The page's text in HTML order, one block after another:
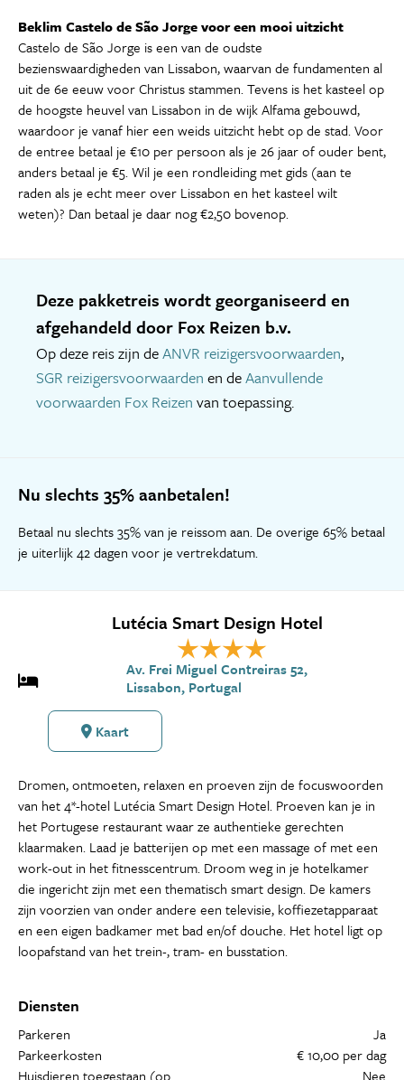
Beklim Castelo de São Jorge voor een mooi uitzicht
Castelo de São Jorge is een van de oudste
bezienswaardigheden van Lissabon, waarvan de fundamenten al
uit de 6e eeuw voor Christus stammen. Tevens is het kasteel op
de hoogste heuvel van Lissabon in de wijk Alfama gebouwd,
waardoor je vanaf hier een weids uitzicht hebt op de stad. Voor
de entree betaal je €10 per persoon als je 26 jaar of ouder bent,
anders betaal je €5. Wil je een rondleiding met gids (aan te
raden als je echt meer over Lissabon en het kasteel wilt
weten)? Dan betaal je daar nog €2,50 bovenop.
Deze pakketreis wordt georganiseerd en
afgehandeld door Fox Reizen b.v.
Op deze reis zijn deANVR reizigersvoorwaarden,
SGR reizigersvoorwaarden en deAanvullende
voorwaarden Fox Reizen van toepassing.
Nu slechts 35% aanbetalen!
Betaal nu slechts 35% van je reissom aan. De overige 65% betaal
je uiterlijk 42 dagen voor je vertrekdatum.
Lutécia Smart Design Hotel
Av. Frei Miguel Contreiras 52,
Lissabon, Portugal
Kaart
Dromen, ontmoeten, relaxen en proeven zijn de focuswoorden
van het 4*-hotel Lutécia Smart Design Hotel. Proeven kan je in
het Portugese restaurant waar ze authentieke gerechten
klaarmaken. Laad je batterijen op met een massage of met een
work-out in het fitnesscentrum. Droom weg in je hotelkamer
die ingericht zijn met een thematisch smart design. De kamers
zijn voorzien van onder andere een televisie, koffiezetapparaat
en een eigen badkamer met bad en/of douche. Het hotel ligt op
loopafstand van het trein-, tram- en busstation.
Diensten
Parkeren
Ja
Parkeerkosten
€ 10,00 per dag
Huisdieren toegestaan (op
Nee